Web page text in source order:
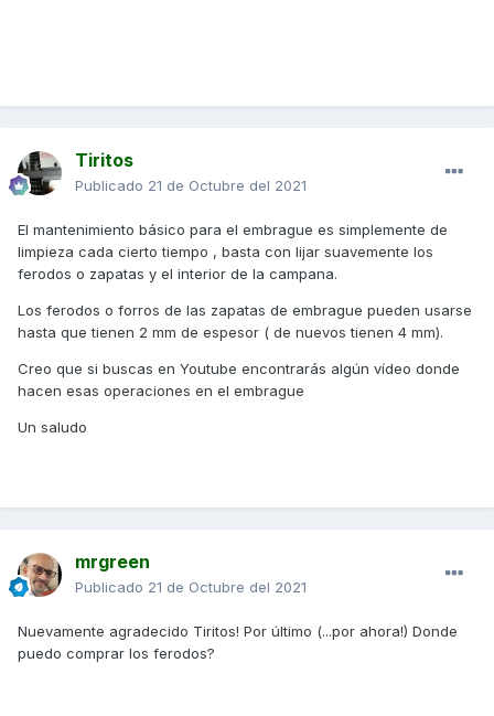
Tiritos
Publicado 21 de Octubre del 2021
El mantenimiento básico para el embrague es simplemente de
limpieza cada cierto tiempo , basta con lijar suavemente los
ferodos o zapatas y el interior de la campana.
Los ferodos o forros de las zapatas de embrague pueden usarse
hasta que tienen 2 mm de espesor ( de nuevos tienen 4 mm).
Creo que si buscas en Youtube encontrarás algún vídeo donde
hacen esas operaciones en el embrague
Un saludo
mrgreen
Publicado 21 de Octubre del 2021
Nuevamente agradecido Tiritos! Por último (...por ahora!) Donde
puedo comprar los ferodos?